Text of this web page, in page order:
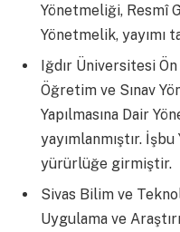
Yönetmeliği, Resmî
Yönetmelik,
Iğdır Üniversitesi
Öğretim ve Sınav
Yapılmasına Dair
yayımlanmıştır.
yürürlüğe girmiştir.
Sivas Bilim ve
Uygulama ve